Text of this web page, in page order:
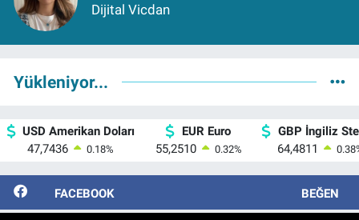
Dijital Vicdan
Yükleniyor...
USD Amerikan Doları
47,7436
0.18%
EUR Euro
55,2510
0.32%
GBP İngiliz
64,4811
0.38
FACEBOOK BEĞEN